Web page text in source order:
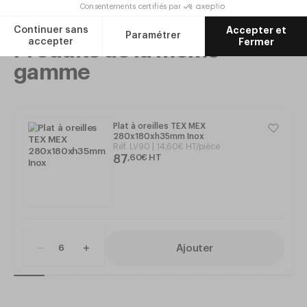
Produits de la même
gamme
Plat à oreilles TEX MEX
280x180xh35mm Inox
Réf.
LV90 14 60€ HT/pièce
87,60€ HT
Ajouter